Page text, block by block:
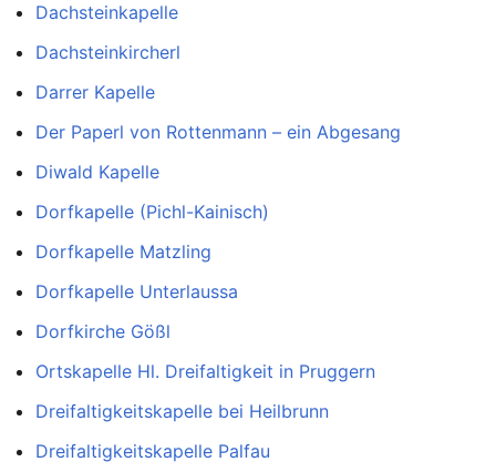
Dachsteinkapelle
Dachsteinkircherl
Darrer Kapelle
Der Paperl von Rottenmann – ein Abgesang
Diwald Kapelle
Dorfkapelle (Pichl-Kainisch)
Dorfkapelle Matzling
Dorfkapelle Unterlaussa
Dorfkirche Gößl
Ortskapelle Hl. Dreifaltigkeit in Pruggern
Dreifaltigkeitskapelle bei Heilbrunn
Dreifaltigkeitskapelle Palfau